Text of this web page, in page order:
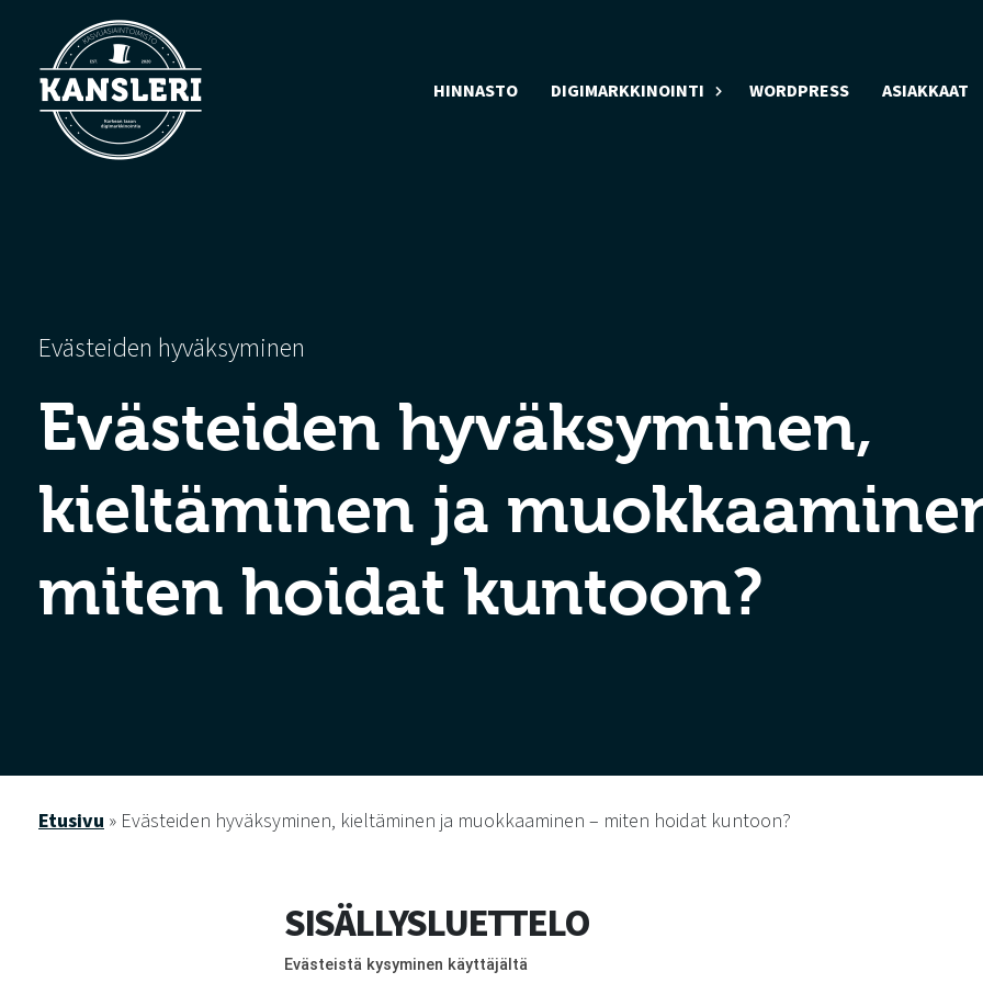
HINNASTO DIGIMARKKINOINTI WORDPRESS ASIAKKAAT
Evästeiden hyväksyminen
Evästeiden hyväksyminen,
kieltäminen ja
miten hoidat kuntoon?
Etusivu » Evästeiden hyväksyminen, kieltäminen ja muokkaaminen – miten hoidat kuntoon?
SISÄLLYSLUETTELO
Evästeistä kysyminen käyttäjältä